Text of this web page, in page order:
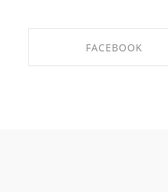
FACEBOOK